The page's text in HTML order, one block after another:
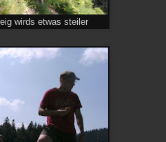
wirds etwas steiler